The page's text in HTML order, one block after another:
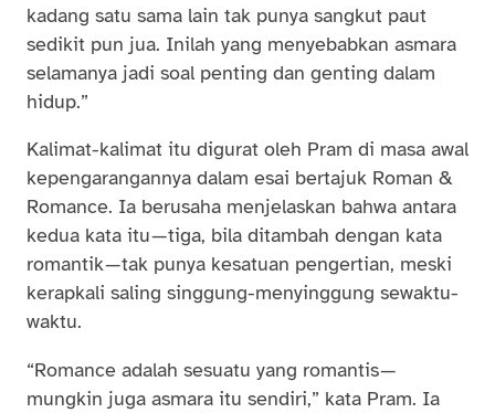
kadang satu sama lain tak punya sangkut paut
sedikit pun jua. Inilah yang menyebabkan asmara
selamanya jadi soal penting dan genting dalam
hidup.”
Kalimat-kalimat itu digurat oleh Pram di masa awal
kepengarangannya dalam esai bertajuk Roman &
Romance. Ia berusaha menjelaskan bahwa antara
kedua kata itu — tiga, bila ditambah dengan kata
romantik — tak punya kesatuan pengertian, meski
kerapkali saling singgung-menyinggung sewaktu-
waktu.
“Romance adalah sesuatu yang romantis —
mungkin juga asmara itu sendiri,” kata Pram. Ia